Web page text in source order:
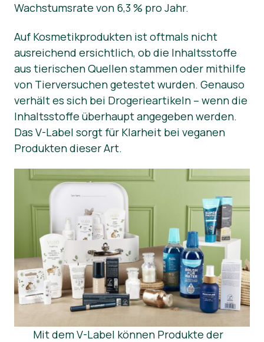
Wachstumsrate von 6,3 % pro Jahr.
Auf Kosmetikprodukten ist oftmals nicht
ausreichend ersichtlich, ob die Inhaltsstoffe
aus tierischen Quellen stammen oder mithilfe
von Tierversuchen getestet wurden. Genauso
verhält es sich bei Drogerieartikeln – wenn die
Inhaltsstoffe überhaupt angegeben werden.
Das V-Label sorgt für Klarheit bei veganen
Produkten dieser Art.
Mit dem V-Label können Produkte der